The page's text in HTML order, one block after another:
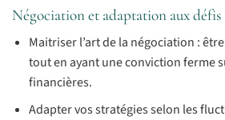
Négociation et adaptation aux défis
Maitriser l’art de la négociation :
tout en ayant une conviction ferme
financières.
Adapter vos stratégies selon les